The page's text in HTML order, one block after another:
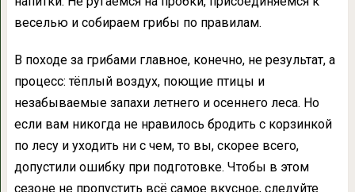
веселью и собираем грибы по правилам.
В походе за грибами главное, конечно, не результат, а
процесс: тёплый воздух, поющие птицы и
незабываемые запахи летнего и осеннего леса. Но
если вам никогда не нравилось бродить с корзинкой
по лесу и уходить ни с чем, то вы, скорее всего,
допустили ошибку при подготовке. Чтобы в этом
сезоне не пропустить всё самое вкусное, следуйте